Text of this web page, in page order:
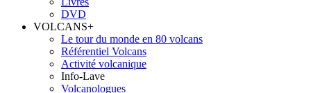
DVD
VOLCANS+
Le tour du monde en 80 volcans
Référentiel Volcans
Activité volcanique
Info-Lave
Volcanologues